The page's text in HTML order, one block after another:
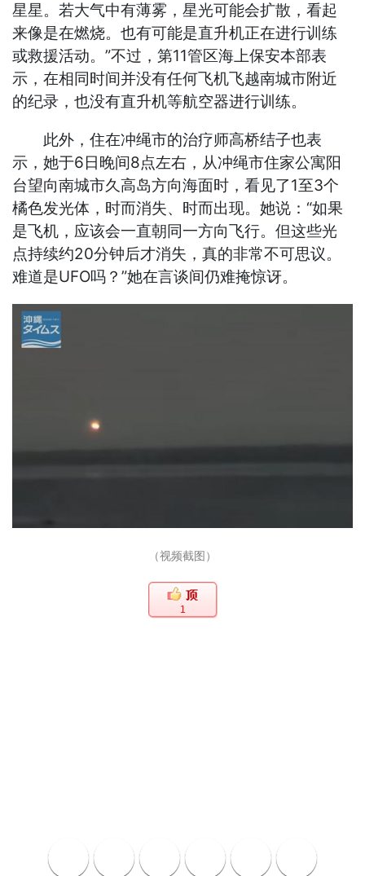
星星。若大气中有薄雾，星光可能会扩散，看起
来像是在燃烧。也有可能是直升机正在进行训练
或救援活动。”不过，第11管区海上保安本部表
示，在相同时间并没有任何飞机飞越南城市附近
的纪录，也没有直升机等航空器进行训练。
此外，住在冲绳市的治疗师高桥结子也表
示，她于6日晚间8点左右，从冲绳市住家公寓阳
台望向南城市久高岛方向海面时，看见了1至3个
橘色发光体，时而消失、时而出现。她说：“如果
是飞机，应该会一直朝同一方向飞行。但这些光
点持续约20分钟后才消失，真的非常不可思议。
难道是UFO吗？”她在言谈间仍难掩惊讶。
（视频截图）
1